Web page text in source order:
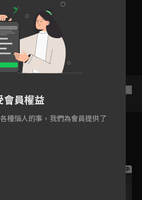
布雷克本
跟播中
會員權益
種惱人的事，我們為會員提供了